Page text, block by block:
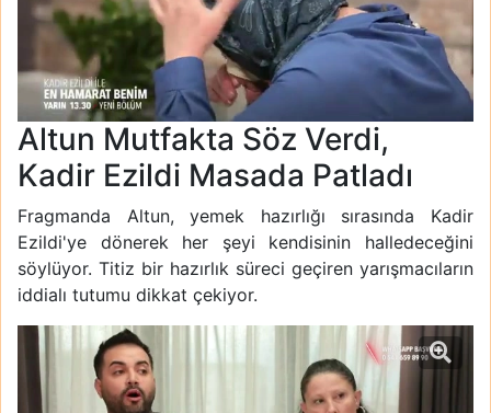
Altun Mutfakta Söz Verdi,
Kadir Ezildi Masada Patladı
Fragmanda Altun, yemek hazırlığı sırasında Kadir
Ezildi'ye dönerek her şeyi kendisinin halledeceğini
söylüyor. Titiz bir hazırlık süreci geçiren yarışmacıların
iddialı tutumu dikkat çekiyor.